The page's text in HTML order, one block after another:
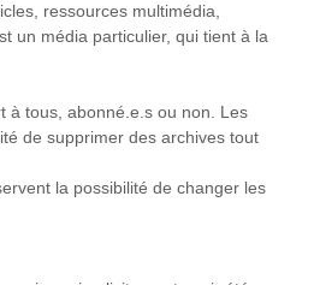
ressources multimédia,
un média particulier, qui tient à la
à tous, abonné.e.s ou non. Les
de supprimer des archives tout
la possibilité de changer les